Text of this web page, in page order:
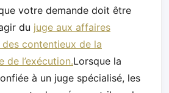
votre demande doit être
du juge aux affaires
des contentieux de la
de l’exécution.Lorsque la
à un juge spécialisé, les